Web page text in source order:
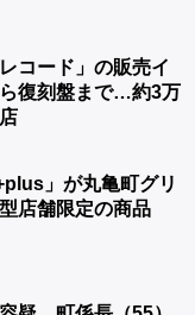
コード」の販売イ
復刻盤まで…約3万
」が丸亀町グリ
店舗限定の商品